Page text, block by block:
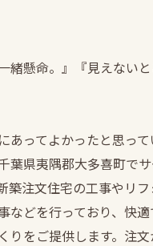
緒懸命。』『見えない
あってよかったと思っ
葉県夷隅郡大多喜町で
築注文住宅の工事やリ
などを行っており、快
りをご提供します。注